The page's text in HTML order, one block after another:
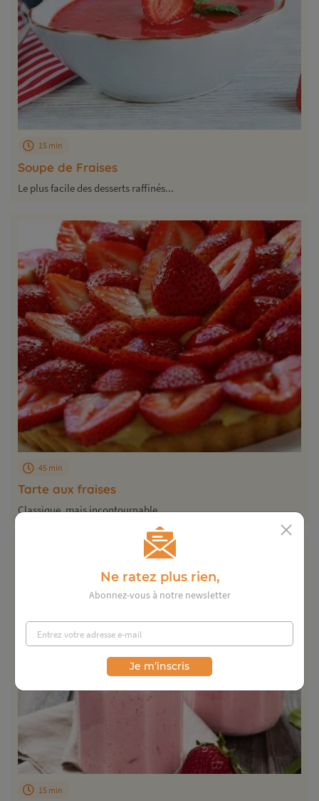
Soupe de Fraises
15 min
Le plus facile des desserts raffinés...
Tarte aux fraises
45 min
Classique, mais incontournable...
15 min
Ne ratez plus rien,
Abonnez-vous à notre newsletter
Je m’inscris